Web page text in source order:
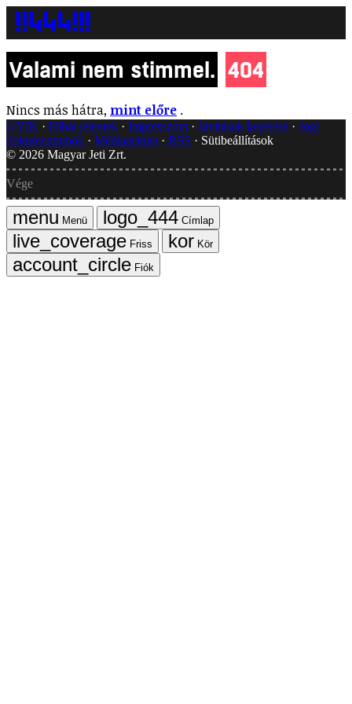
Valami nem stimmel. 404
Nincs más hátra, mint előre .
GYIK Hibát jelentek Impresszum Javítások kezelése
Jogi
dokumentumok
Médiaajánlat RSS
Sütibeállítások
© 2026 Magyar Jeti Zrt.
Vége
Menü
Címlap
Friss
Kör
Fiók